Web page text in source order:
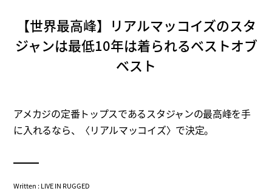
【世界最高峰】リアルマッコイズのスタ
ジャンは最低10年は着られるベストオブ
ベスト
アメカジの定番トップスであるスタジャンの最高峰を手
に入れるなら、〈リアルマッコイズ〉で決定。
Written : LIVE IN RUGGED